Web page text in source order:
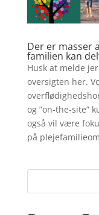
Der er masser
familien kan
Husk at melde
oversigten her.
og ”on-the-site”
også vil være
på